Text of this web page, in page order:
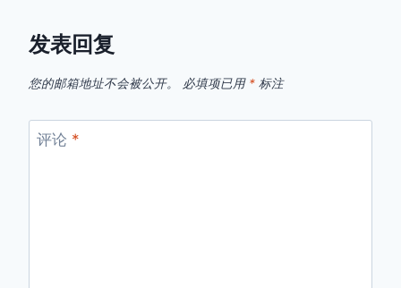
发表回复
您的邮箱地址不会被公开。 必填项已用 * 标注
评论 *